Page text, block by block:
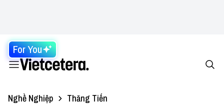
For You
Nghề Nghiệp Thăng Tiến